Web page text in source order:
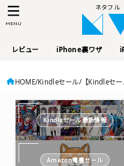
ネタフル
レビュー iPhone裏ワザ
MENU
HOME Kindleセール 【Kindleセ
Kindleセール最新情報
Amazon電書セール